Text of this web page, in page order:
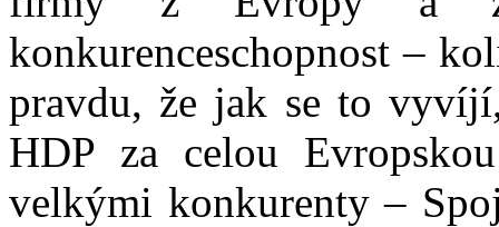
konkurenceschopnost –
pravdu, že jak se to
HDP za celou
velkými konkurenty –